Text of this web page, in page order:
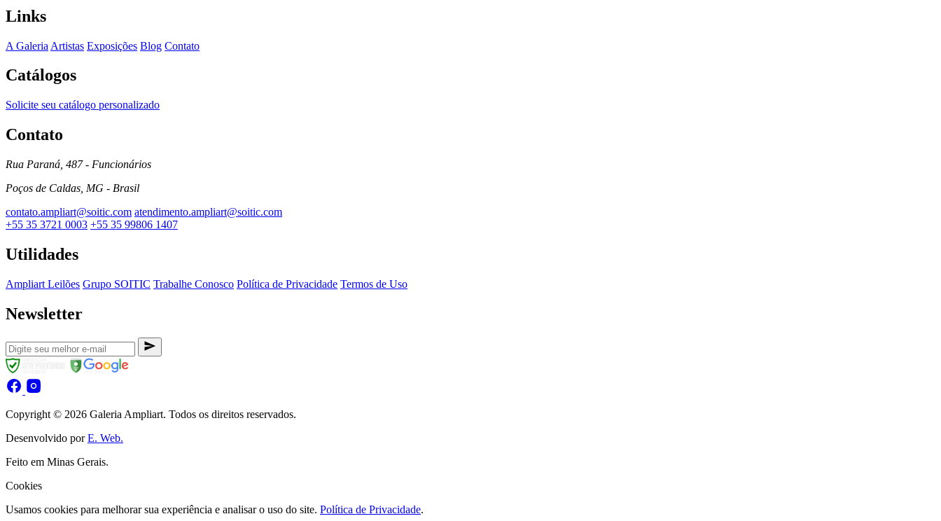
Links
A Galeria Artistas Exposições Blog Contato
Catálogos
Solicite seu catálogo personalizado
Contato
Rua Paraná, 487 - Funcionários
Poços de Caldas, MG - Brasil
contato.ampliart@soitic.com atendimento.ampliart@soitic.com
+55 35 3721 0003 +55 35 99806 1407
Utilidades
Ampliart Leilões Grupo SOITIC Trabalhe Conosco Política de Privacidade Termos de Uso
Newsletter
Copyright © 2026 Galeria Ampliart. Todos os direitos reservados.
Desenvolvido porE. Web.
Feito em Minas Gerais.
Cookies
Usamos cookies para melhorar sua experiência e analisar o uso do site. Política de Privacidade.